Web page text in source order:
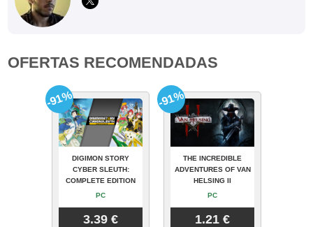
OFERTAS RECOMENDADAS
DIGIMON STORY
CYBER SLEUTH:
COMPLETE EDITION
PC
3.39 €
-91%
THE INCREDIBLE
ADVENTURES OF VAN
HELSING II
PC
1.21 €
-91%